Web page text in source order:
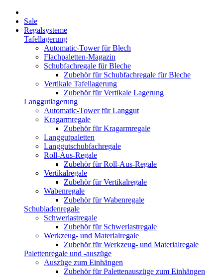
Sale
Regalsysteme
Tafellagerung
Automatic-Tower für Blech
Flachpaletten-Magazin
Schubfachregale für Bleche
Zubehör für Schubfachregale für Bleche
Vertikale Tafellagerung
Zubehör für Vertikale Lagerung
Langgutlagerung
Automatic-Tower für Langgut
Kragarmregale
Zubehör für Kragarmregale
Langgutpaletten
Langgutschubfachregale
Roll-Aus-Regale
Zubehör für Roll-Aus-Regale
Vertikalregale
Zubehör für Vertikalregale
Wabenregale
Zubehör für Wabenregale
Schubladenregale
Schwerlastregale
Zubehör für Schwerlastregale
Werkzeug- und Materialregale
Zubehör für Werkzeug- und Materialregale
Palettenregale und -auszüge
Auszüge zum Einhängen
Zubehör für Palettenauszüge zum Einhängen